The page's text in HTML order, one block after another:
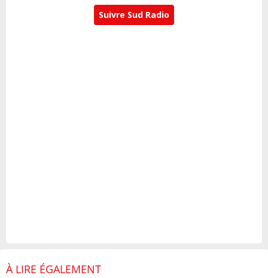
Suivre Sud Radio
À LIRE ÉGALEMENT